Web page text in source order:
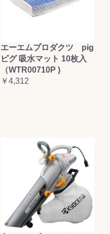
エーエムプロダクツ pig
ピグ 吸水マット 10枚入
（WTR00710P )
￥4,312